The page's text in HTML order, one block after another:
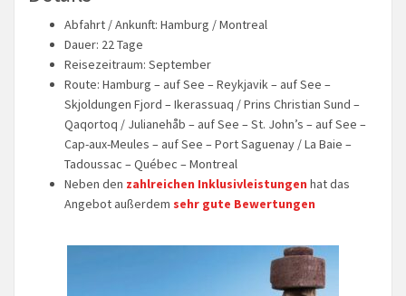
Abfahrt / Ankunft: Hamburg / Montreal
Dauer: 22 Tage
Reisezeitraum: September
Route: Hamburg – auf See – Reykjavik – auf See –
Skjoldungen Fjord – Ikerassuaq / Prins Christian Sund –
Qaqortoq / Julianehåb – auf See – St. John’s – auf See –
Cap-aux-Meules – auf See – Port Saguenay / La Baie –
Tadoussac – Québec – Montreal
Neben den zahlreichen Inklusivleistungen hat das
Angebot außerdem sehr gute Bewertungen